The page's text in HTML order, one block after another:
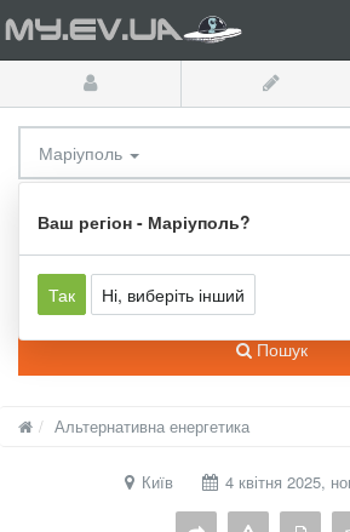
Маріуполь
Ваш регіон - Маріуполь?
Так Ні, виберіть інший
Усі категорії
Пошук
Альтернативна енергетика
Київ 4 квітня 2025,